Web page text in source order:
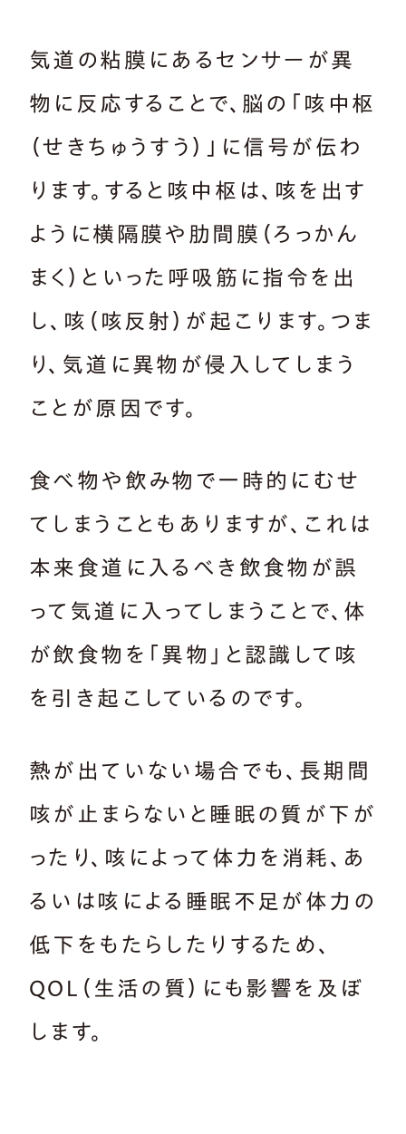
気道の粘膜にあるセンサーが異
物に反応することで、脳の「咳中枢
（せきちゅうすう）」に信号が伝わ
ります。すると咳中枢は、咳を出す
ように横隔膜や肋間膜（ろっかん
まく）といった呼吸筋に指令を出
し、咳（咳反射）が起こります。つま
り、気道に異物が侵入してしまう
ことが原因です。
食べ物や飲み物で一時的にむせ
てしまうこともありますが、これは
本来食道に入るべき飲食物が誤
って気道に入ってしまうことで、体
が飲食物を「異物」と認識して咳
を引き起こしているのです。
熱が出ていない場合でも、長期間
咳が止まらないと睡眠の質が下が
ったり、咳によって体力を消耗、あ
るいは咳による睡眠不足が体力の
低下をもたらしたりするため、
QOL（生活の質）にも影響を及ぼ
します。